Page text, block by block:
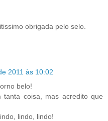
obrigada pelo selo.
2011 às 10:02
belo!
tanta coisa, mas acredito que
lindo, lindo!